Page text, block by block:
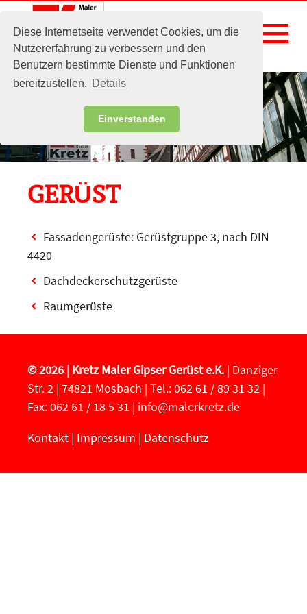
Diese Internetseite verwendet Cookies, um die
Nutzererfahrung zu verbessern und den
Benutzern bestimmte Dienste und Funktionen
bereitzustellen. Details
Einverstanden
menu
GERÜST
Fassadengerüste: Gerüstgruppe 3, nach DIN
4420
Dachdeckerschutzgerüste
Raumgerüste
© 2026 | Kretz Maler Gipser Gerüst e.K. | Danziger
Str. 2 | 74821 Mosbach | Tel.: 062 61 / 89 31 32 |
Fax: 062 61 / 18 5 31 | info@malerkretz.de
Kontakt | Impressum | Datenschutz